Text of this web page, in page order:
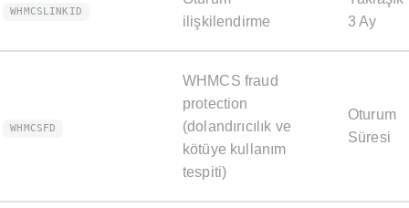
WHMCSLINKID
ilişkilendirme
3 Ay
WHMCSFD
WHMCS fraud
protection
(dolandırıcılık ve
kötüye kullanım
tespiti)
Oturum
Süresi